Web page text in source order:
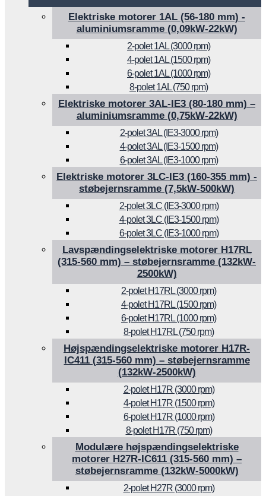
Elektriske motorer 1AL (56-180 mm) -
aluminiumsramme (0,09kW-22kW)
2-polet 1AL (3000 rpm)
4-polet 1AL (1500 rpm)
6-polet 1AL (1000 rpm)
8-polet 1AL (750 rpm)
Elektriske motorer 3AL-IE3 (80-180 mm) –
aluminiumsramme (0,75kW-22kW)
2-polet 3AL (IE3-3000 rpm)
4-polet 3AL (IE3-1500 rpm)
6-polet 3AL (IE3-1000 rpm)
Elektriske motorer 3LC-IE3 (160-355 mm) -
støbejernsramme (7,5kW-500kW)
2-polet 3LC (IE3-3000 rpm)
4-polet 3LC (IE3-1500 rpm)
6-polet 3LC (IE3-1000 rpm)
Lavspændingselektriske motorer H17RL
(315-560 mm) – støbejernsramme (132kW-
2500kW)
2-polet H17RL (3000 rpm)
4-polet H17RL (1500 rpm)
6-polet H17RL (1000 rpm)
8-polet H17RL (750 rpm)
Højspændingselektriske motorer H17R-
IC411 (315-560 mm) – støbejernsramme
(132kW-2500kW)
2-polet H17R (3000 rpm)
4-polet H17R (1500 rpm)
6-polet H17R (1000 rpm)
8-polet H17R (750 rpm)
Modulære højspændingselektriske
motorer H27R-IC611 (315-560 mm) –
støbejernsramme (132kW-5000kW)
2-polet H27R (3000 rpm)